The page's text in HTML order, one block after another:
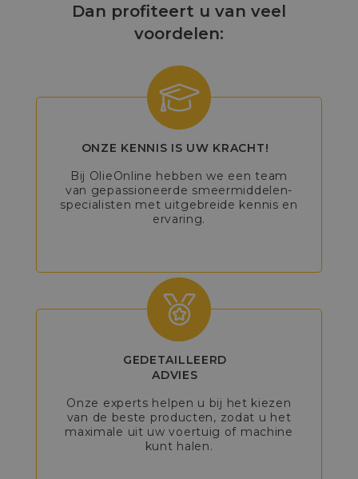
Dan profiteert u van veel
voordelen:
ONZE KENNIS IS UW KRACHT!
Bij OlieOnline hebben we een team
van gepassioneerde smeermiddelen-
specialisten met uitgebreide kennis en
ervaring.
GEDETAILLEERD
ADVIES
Onze experts helpen u bij het kiezen
van de beste producten, zodat u het
maximale uit uw voertuig of machine
kunt halen.